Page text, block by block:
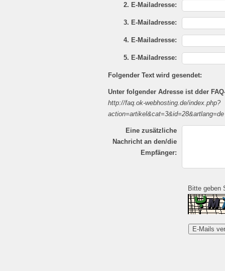
2. E-Mailadresse:
3. E-Mailadresse:
4. E-Mailadresse:
5. E-Mailadresse:
Folgender Text wird gesendet:
Unter folgender Adresse ist dder
http://faq.ok-webhosting.de/index.php?
action=artikel&cat=3&id=28&artlang=de
Eine zusätzliche
Nachricht an den/die
Empfänger:
Bitte geben